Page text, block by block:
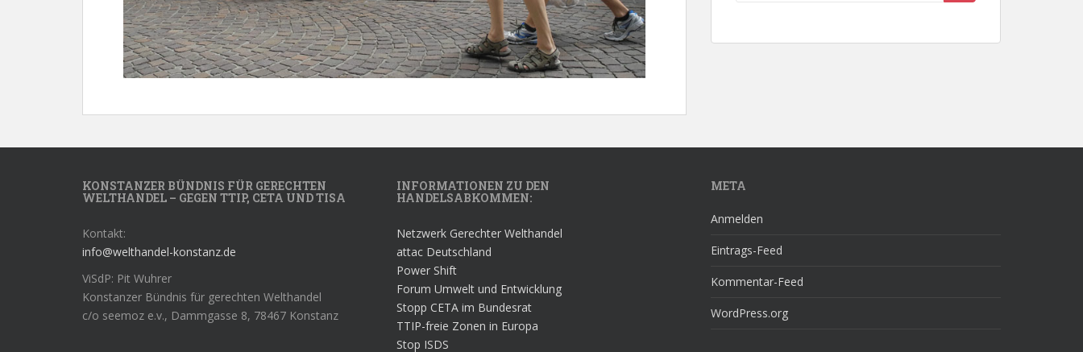
KONSTANZER BÜNDNIS FÜR GERECHTEN
WELTHANDEL – GEGEN TTIP, CETA UND TISA
Kontakt:
info@welthandel-konstanz.de
ViSdP: Pit Wuhrer
Konstanzer Bündnis für gerechten Welthandel
c/o seemoz e.v., Dammgasse 8, 78467 Konstanz
INFORMATIONEN ZU DEN
HANDELSABKOMMEN:
Netzwerk Gerechter Welthandel
attac Deutschland
Power Shift
Forum Umwelt und Entwicklung
Stopp CETA im Bundesrat
TTIP-freie Zonen in Europa
Stop ISDS
META
Anmelden
Eintrags-Feed
Kommentar-Feed
WordPress.org